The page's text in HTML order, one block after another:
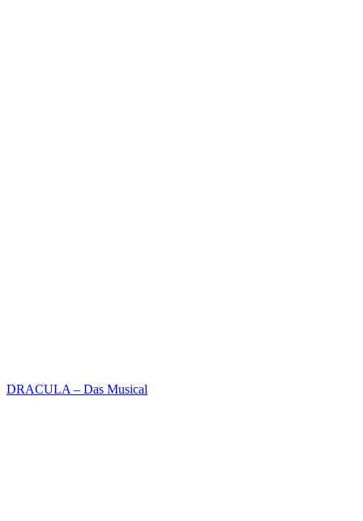
DRACULA – Das Musical